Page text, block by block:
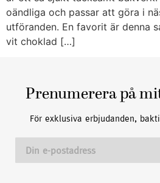
oändliga och passar att göra i
utföranden. En favorit är denna
vit choklad […]
Prenumerera på
För exklusiva erbjudanden,